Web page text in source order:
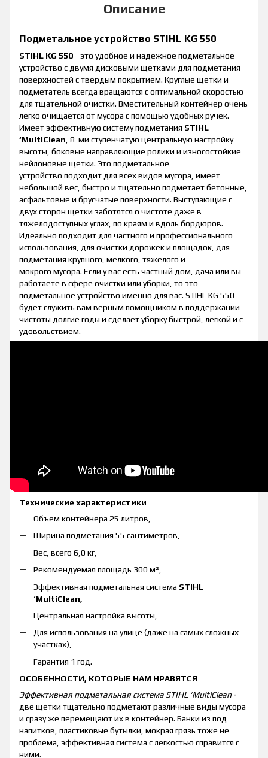
Описание
Подметальное устройство STIHL KG 550
STIHL KG 550 - это удобное и надежное подметальное
устройство с двумя дисковыми щетками для подметания
поверхностей с твердым покрытием. Круглые щетки и
подметатель всегда вращаются с оптимальной скоростью
для тщательной очистки. Вместительный контейнер очень
легко очищается от мусора с помощью удобных ручек.
Имеет эффективную систему подметания STIHL
‘MultiClean , 8-ми ступенчатую центральную настройку
высоты, боковые направляющие ролики и износостойкие
нейлоновые щетки. Это подметальное
устройство подходит для всех видов мусора, имеет
небольшой вес, быстро и тщательно подметает бетонные,
асфальтовые и брусчатые поверхности. Выступающие с
двух сторон щетки заботятся о чистоте даже в
тяжелодоступных углах, по краям и вдоль бордюров.
Идеально подходит для частного и профессионального
использования, для очистки дорожек и площадок, для
подметания крупного, мелкого, тяжелого и
мокрого мусора. Если у вас есть частный дом, дача или вы
работаете в сфере очистки или уборки, то это
подметальное устройство именно для вас. STIHL KG 550
будет служить вам верным помощником в поддержании
чистоты долгие годы и сделает уборку быстрой, легкой и с
удовольствием.
Технические характеристики
Объем контейнера 25 литров,
Ширина подметания 55 сантиметров,
Вес, всего 6,0 кг,
Рекомендуемая площадь 300 м²,
Эффективная подметальная система STIHL
‘MultiClean,
Центральная настройка высоты,
Для использования на улице (даже на самых сложных
участках),
Гарантия 1 год.
ОСОБЕННОСТИ, КОТОРЫЕ НАМ НРАВЯТСЯ
Эффективная подметальная система STIHL ‘MultiClean-
две щетки тщательно подметают различные виды мусора
и сразу же перемещают их в контейнер. Банки из под
напитков, пластиковые бутылки, мокрая грязь тоже не
проблема, эффективная система с легкостью справится с
ними.